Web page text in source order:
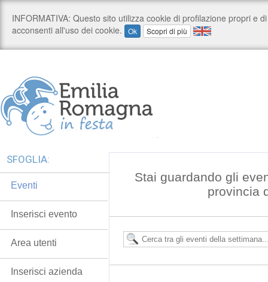
Stai guardando gli
provincia
SFOGLIA:
Eventi
Inserisci evento
Area utenti
Inserisci azienda